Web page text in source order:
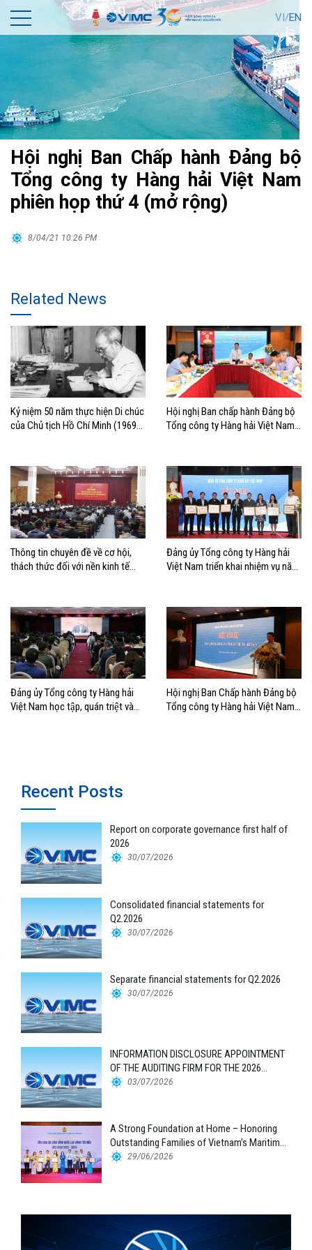
VI/EN
Hội nghị Ban Chấp hành Đảng bộ
Tổng công ty Hàng hải Việt Nam
phiên họp thứ 4 (mở rộng)
8/04/21 10:26 PM
Related News
Kỷ niệm 50 năm thực hiện Di chúc
của Chủ tịch Hồ Chí Minh (1969-
Hội nghị Ban chấp hành Đảng bộ
Tổng công ty Hàng hải Việt Nam
Thông tin chuyên đề về cơ hội,
thách thức đối với nền kinh tế
Đảng ủy Tổng công ty Hàng hải
Việt Nam triển khai nhiệm vụ năm
Đảng ủy Tổng công ty Hàng hải
Việt Nam học tập, quán triệt và
Hội nghị Ban Chấp hành Đảng bộ
Tổng công ty Hàng hải Việt Nam
Recent Posts
Report on corporate governance first half of
2026
30/07/2026
Consolidated financial statements for
Q2.2026
30/07/2026
Separate financial statements for Q2.2026
30/07/2026
INFORMATION DISCLOSURE APPOINTMENT
OF THE AUDITING FIRM FOR THE 2026
FINANCIAL STATEMENTS
03/07/2026
A Strong Foundation at Home – Honoring
Outstanding Families of Vietnam’s Maritime
Workforce
29/06/2026